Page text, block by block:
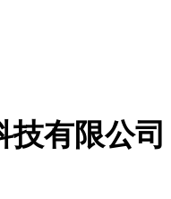
有限公司